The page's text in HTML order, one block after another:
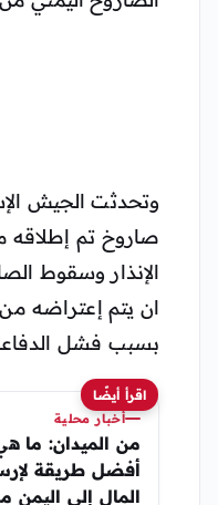
وتحدثت الجيش
صاروخ تم
الإنذار وسقوط
ان يتم إعتراضه
بسبب فشل
اقرأ أيضًا
أخبار محلية
من الميدان: ما
أفضل طريقة
المال إلى اليمن